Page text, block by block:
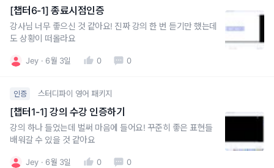
[챕터6-1] 종료시점인증
강사님 너무 좋으신 것 같아요! 진짜 강의 한 번 듣기만 했는데
도 상황이 떠올라요
Jey 6월 3일 0 0
인증 스터디파이 영어 패키지
[챕터1-1] 강의 수강 인증하기
강의 하나 들었는데 벌써 마음에 들어요! 꾸준히 좋은 표현들
배워갈 수 있을 것 같아요
Jey 6월 3일 0 0